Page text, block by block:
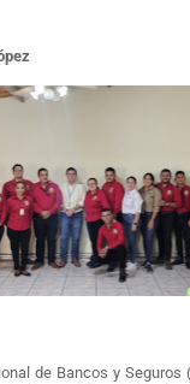
de Bancos y Seguros